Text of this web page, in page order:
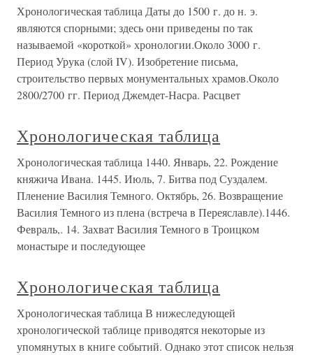
Хронологическая таблица Даты до 1500 г. до н. э.
являются спорными; здесь они приведены по так
называемой «короткой» хронологии.Около 3000 г.
Период Урука (слой IV). Изобретение письма,
строительство первых монументальных храмов.Около
2800/2700 гг. Период Джемдет-Насра. Расцвет
Хронологическая таблица
Хронологическая таблица 1440. Январь, 22. Рождение
княжича Ивана. 1445. Июль, 7. Битва под Суздалем.
Пленение Василия Темного. Октябрь, 26. Возвращение
Василия Темного из плена (встреча в Переяславле).1446.
Февраль,. 14. Захват Василия Темного в Троицком
монастыре и последующее
Хронологическая таблица
Хронологическая таблица В нижеследующей
хронологической таблице приводятся некоторые из
упомянутых в книге событий. Однако этот список нельзя